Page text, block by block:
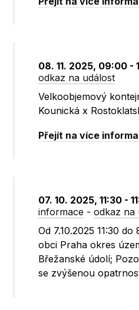
08. 11. 2025, 09:00 -
odkaz na událost
Velkoobjemový
Kounická x
Přejít na více
07. 10. 2025, 11:30 -
informace -odkaz na
Od 7.10.2025 11:30 do
obci Praha okres
Břežanské údolí;
se zvýšenou